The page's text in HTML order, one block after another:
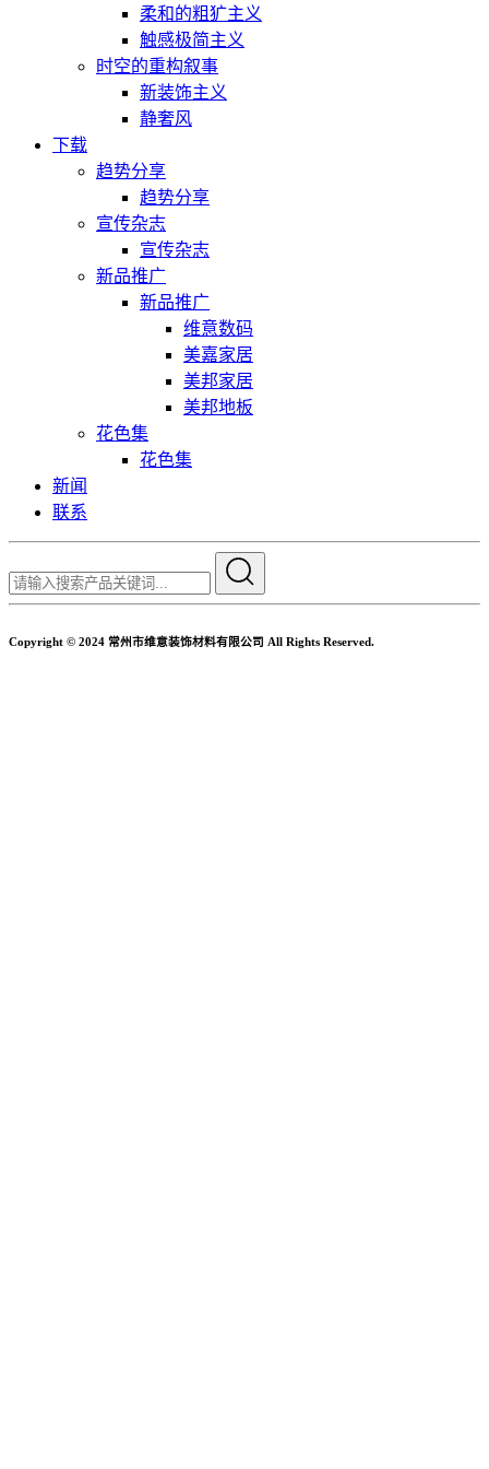
柔和的粗犷主义
触感极简主义
时空的重构叙事
新装饰主义
静奢风
下载
趋势分享
趋势分享
宣传杂志
宣传杂志
新品推广
新品推广
维意数码
美嘉家居
美邦家居
美邦地板
花色集
花色集
新闻
联系
Copyright © 2024 常州市维意装饰材料有限公司 All Rights Reserved.